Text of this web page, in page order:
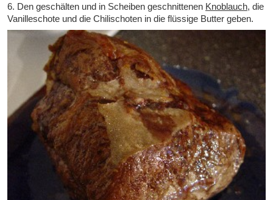
6. Den geschälten und in Scheiben geschnittenen Knoblauch, die
Vanilleschote und die Chilischoten in die flüssige Butter geben.